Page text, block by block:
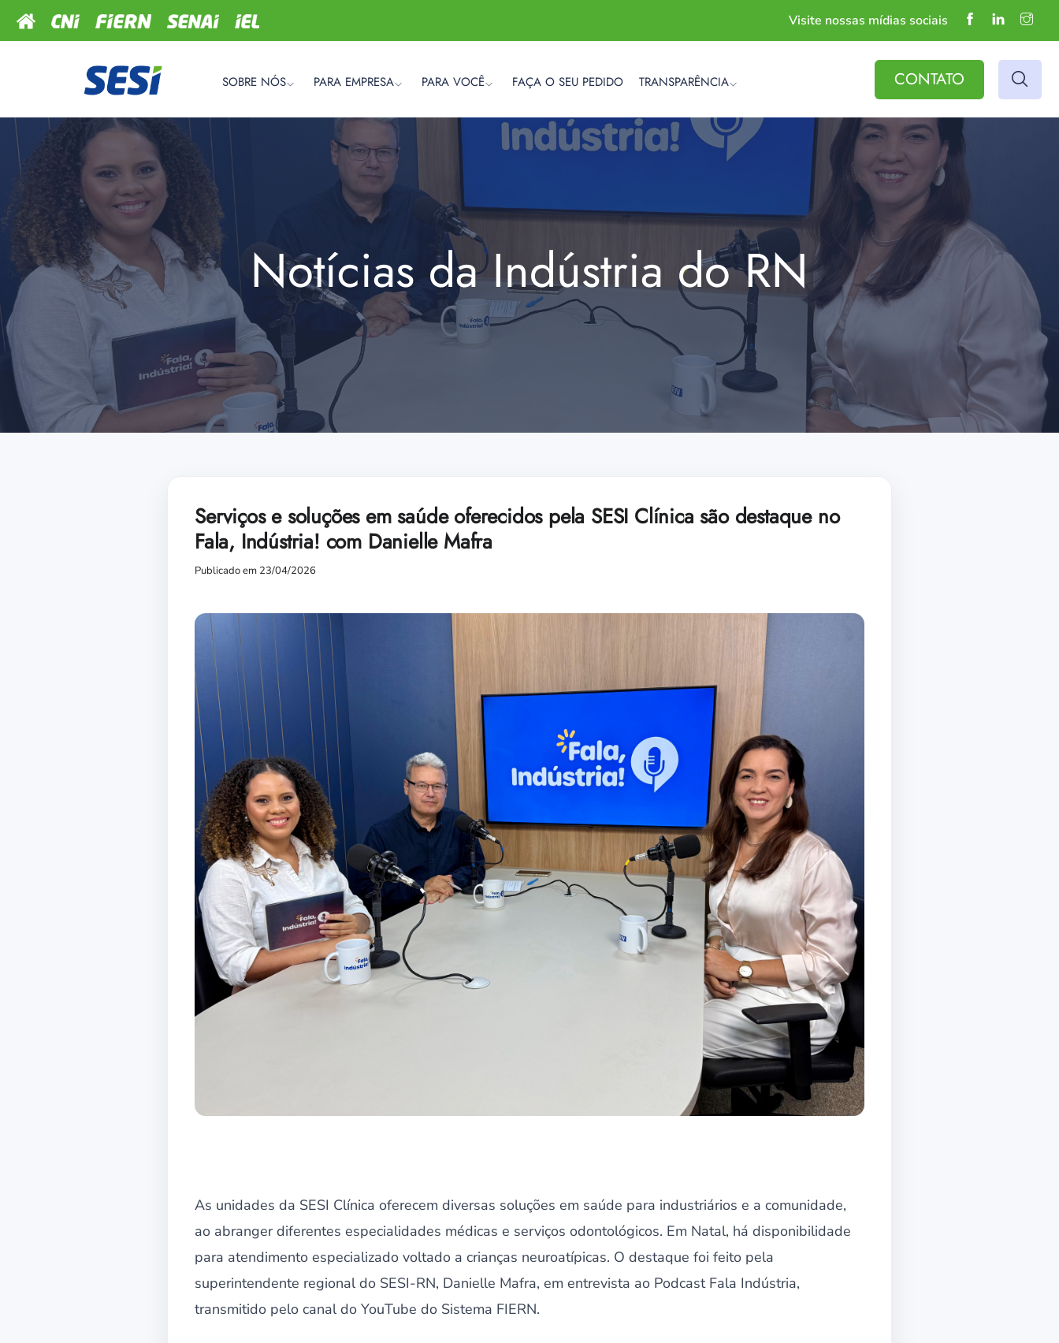
Visite nossas mídias sociais
SOBRE NÓS PARA EMPRESA PARA VOCÊ FAÇA O SEU PEDIDO TRANSPARÊNCIA CONTATO
Notícias da Indústria do RN
Serviços e soluções em saúde oferecidos pela SESI Clínica são destaque no
Fala, Indústria! com Danielle Mafra
Publicado em 23/04/2026
As unidades da SESI Clínica oferecem diversas soluções em saúde para industriários e a comunidade,
ao abranger diferentes especialidades médicas e serviços odontológicos. Em Natal, há disponibilidade
para atendimento especializado voltado a crianças neuroatípicas. O destaque foi feito pela
superintendente regional do SESI-RN, Danielle Mafra, em entrevista ao Podcast Fala Indústria,
transmitido pelo canal do YouTube do Sistema FIERN.